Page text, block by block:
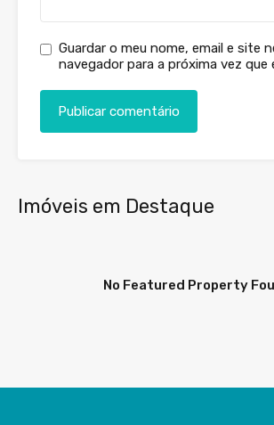
Guardar o meu nome, email e site
navegador para a próxima vez que
Imóveis em Destaque
No Featured Property